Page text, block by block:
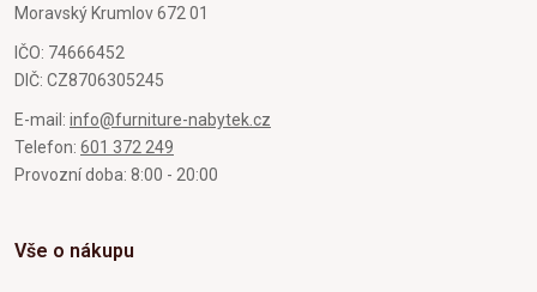
Moravský Krumlov 672 01
IČO: 74666452
DIČ: CZ8706305245
E-mail: info@furniture-nabytek.cz
Telefon: 601 372 249
Provozní doba: 8:00 - 20:00
Vše o nákupu